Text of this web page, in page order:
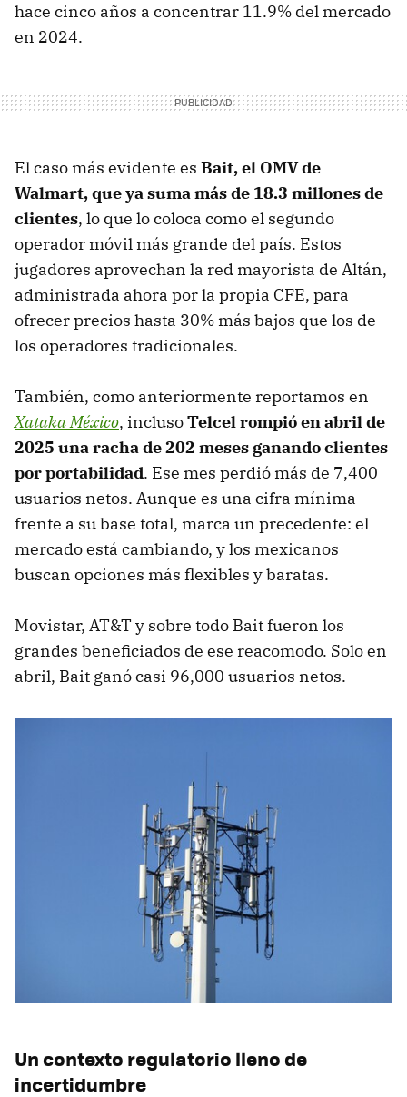
hace cinco años a concentrar 11.9% del mercado
en 2024.
El caso más evidente es Bait, el OMV de
Walmart, que ya suma más de 18.3 millones de
clientes, lo que lo coloca como el segundo
operador móvil más grande del país. Estos
jugadores aprovechan la red mayorista de Altán,
administrada ahora por la propia CFE, para
ofrecer precios hasta 30% más bajos que los de
los operadores tradicionales.
También, como anteriormente reportamos en
Xataka México, inclusoTelcel rompió en abril de
2025 una racha de 202 meses ganando clientes
por portabilidad. Ese mes perdió más de 7,400
usuarios netos. Aunque es una cifra mínima
frente a su base total, marca un precedente: el
mercado está cambiando, y los mexicanos
buscan opciones más flexibles y baratas.
Movistar, AT&T y sobre todo Bait fueron los
grandes beneficiados de ese reacomodo. Solo en
abril, Bait ganó casi 96,000 usuarios netos.
Un contexto regulatorio lleno de
incertidumbre